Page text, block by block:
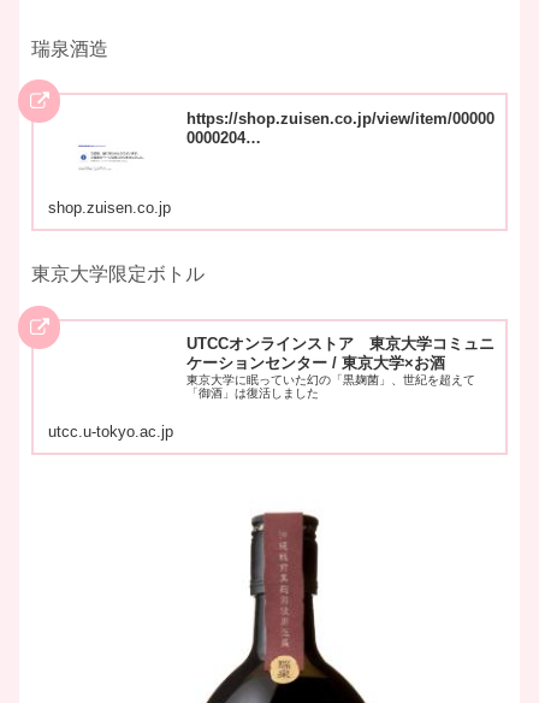
瑞泉酒造
https://shop.zuisen.co.jp/view/item/00000
0000204…
shop.zuisen.co.jp
東京大学限定ボトル
UTCCオンラインストア 東京大学コミュニ
ケーションセンター / 東京大学×お酒
東京大学に眠っていた幻の「黒麹菌」、世紀を超えて
「御酒」は復活しました
utcc.u-tokyo.ac.jp